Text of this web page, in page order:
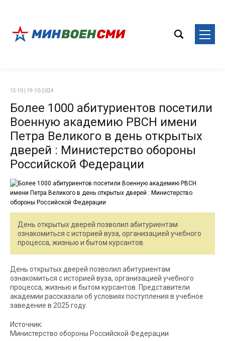
15:10 | 19-10-2024
Более 1000 абитуриентов посетили
Военную академию РВСН имени
Петра Великого в день открытых
дверей : Министерство обороны
Российской Федерации
День открытых дверей позволил абитуриентам
ознакомиться с историей вуза, организацией учебного
процесса, жизнью и бытом курсантов.
День открытых дверей позволил абитуриентам
ознакомиться с историей вуза, организацией учебного
процесса, жизнью и бытом курсантов. Представители
академии рассказали об условиях поступления в учебное
заведение в 2025 году.
Источник:
Министерство обороны Российской Федерации